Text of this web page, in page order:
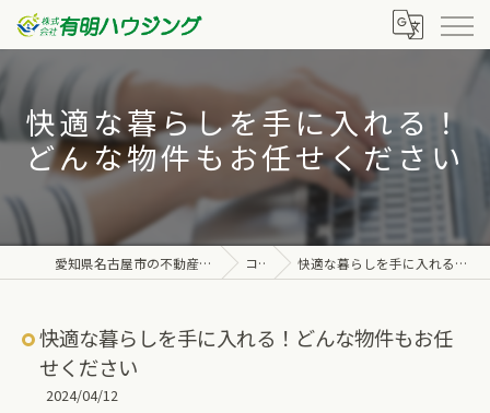
快適な暮らしを手に入れる！
どんな物件もお任せください
愛知県名古屋市の不動産なら株式会社有明ハウジング コラム 快適な暮らしを手に入れる！どんな物件もお任せください
快適な暮らしを手に入れる！どんな物件もお任
せください
2024/04/12